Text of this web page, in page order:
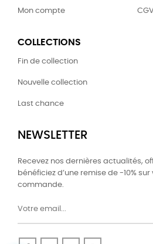
Mon compte CGV
COLLECTIONS
Fin de collection
Nouvelle collection
Last chance
NEWSLETTER
Recevez nos dernières actualités,
bénéficiez d’une remise de -10%
commande.